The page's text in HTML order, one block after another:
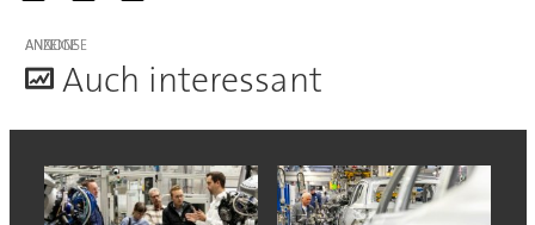
ANZEIGE
Auch interessant